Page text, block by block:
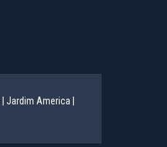
Jardim America |